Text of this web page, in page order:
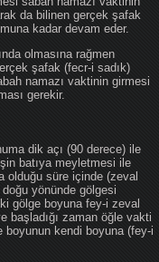
da bilinen gerçek şafak
kadar devam eder.
olmasına rağmen
şafak (fecr-i sadık)
namazı vaktinin girmesi
gerekir.
dik açı (90 derece) ile
batıya meyletmesi ile
olduğu süre içinde (zeval
yönünde gölgesi
gölge boyuna fey-i zeval
başladığı zaman öğle vakti
kendi boyuna (fey-i